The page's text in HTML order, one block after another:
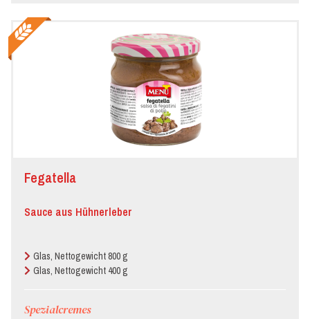
Fegatella
Sauce aus Hühnerleber
Glas, Nettogewicht 800 g
Glas, Nettogewicht 400 g
Spezialcremes